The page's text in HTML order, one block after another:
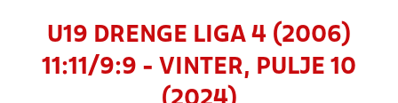
U19 DRENGE LIGA 4 (2006)
11:11/9:9 - VINTER, PULJE 10